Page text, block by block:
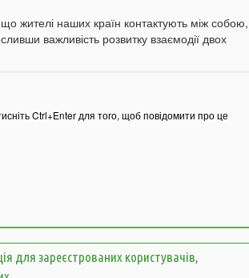
жителі наших країн контактують між собою,
важливість розвитку взаємодії двох
Ctrl+Enter для того, щоб повідомити про це
для зареєстрованих користувачів,